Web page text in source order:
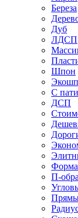
Береза
Дуб
ЛДСП
Шпон
С
ДСП
Форма
П-